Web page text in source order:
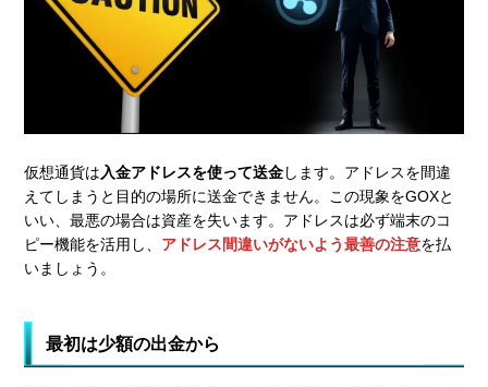
仮想通貨は 入金アドレスを使って送金します。アドレスを間違
えてしまうと目的の場所に送金できません。この現象をGOXと
いい、最悪の場合は資産を失います。アドレスは必ず端末のコ
ピー機能を活用し、 アドレス間違いがないよう最善の注意を払
いましょう。
最初は少額の出金から